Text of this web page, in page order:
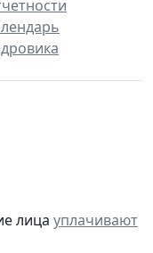
лица уплачивают